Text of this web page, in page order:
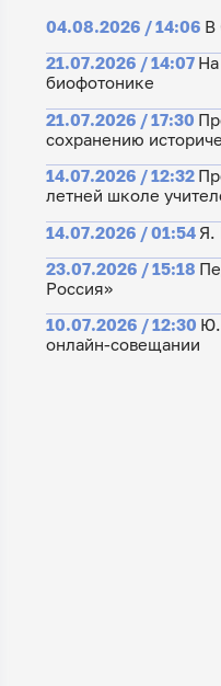
04.08.2026 / 14:06 В
21.07.2026 / 14:07
биофотонике
21.07.2026 / 17:30
сохранению
14.07.2026 / 12:32
летней школе
14.07.2026 / 01:54 Я.
23.07.2026 / 15:18
Россия»
10.07.2026 / 12:30
онлайн-совещании